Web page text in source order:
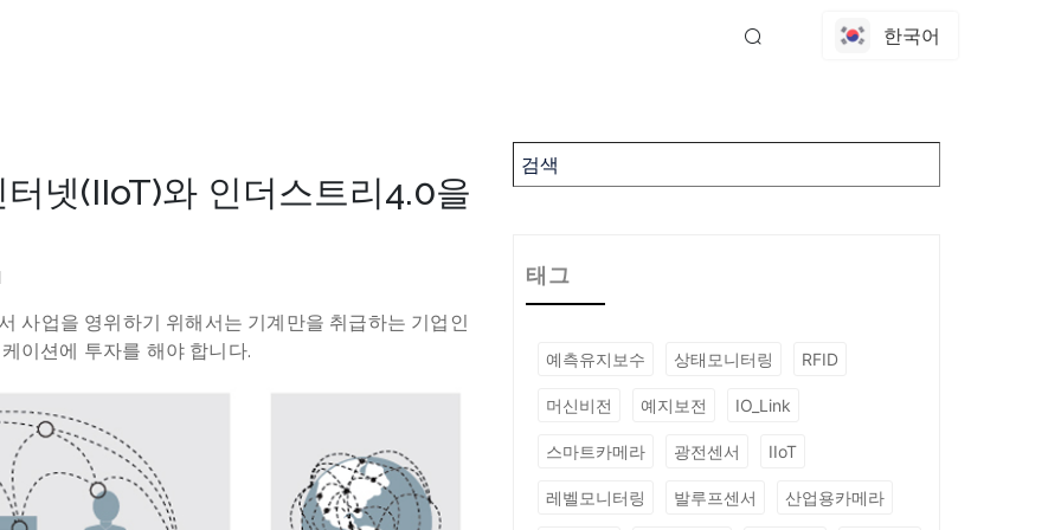
한국어
넷(IIoT)와 인더스트리4.0을
사업을 영위하기 위해서는 기계만을 취급하는 기업인
이션에 투자를 해야 합니다.
태그
예측유지보수 상태모니터링 RFID
머신비전 예지보전 IO_Link
스마트카메라 광전센서 IIoT
레벨모니터링 발루프센서 산업용카메라